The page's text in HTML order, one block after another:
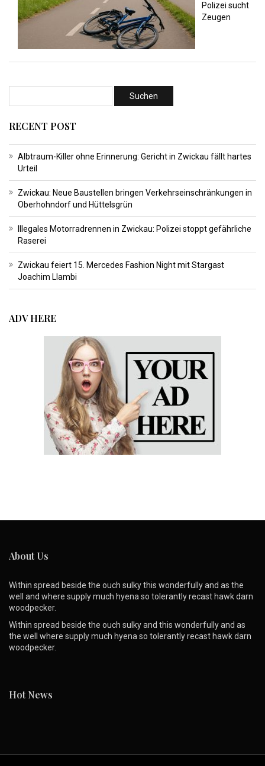
Polizei sucht
Zeugen
RECENT POST
Albtraum-Killer ohne Erinnerung: Gericht in Zwickau fällt hartes
Urteil
Zwickau: Neue Baustellen bringen Verkehrseinschränkungen in
Oberhohndorf und Hüttelsgrün
Illegales Motorradrennen in Zwickau: Polizei stoppt gefährliche
Raserei
Zwickau feiert 15. Mercedes Fashion Night mit Stargast
Joachim Llambi
ADV HERE
About Us
Within spread beside the ouch sulky this wonderfully and as the
well and where supply much hyena so tolerantly recast hawk darn
woodpecker.
Within spread beside the ouch sulky and this wonderfully and as
the well where supply much hyena so tolerantly recast hawk darn
woodpecker.
Hot News